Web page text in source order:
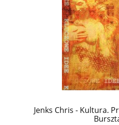
Jenks Chris - Kultura.